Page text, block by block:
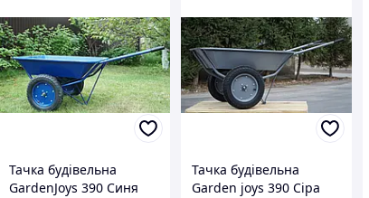
Тачка будівельна
GardenJoys 390 Синя
Тачка будівельна
Garden joys 390 Сіра